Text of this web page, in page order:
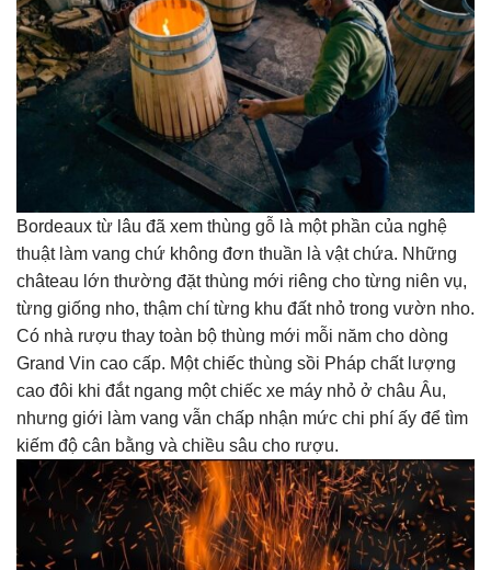
Bordeaux từ lâu đã xem thùng gỗ là một phần của nghệ
thuật làm vang chứ không đơn thuần là vật chứa. Những
château lớn thường đặt thùng mới riêng cho từng niên vụ,
từng giống nho, thậm chí từng khu đất nhỏ trong vườn nho.
Có nhà rượu thay toàn bộ thùng mới mỗi năm cho dòng
Grand Vin cao cấp. Một chiếc thùng sồi Pháp chất lượng
cao đôi khi đắt ngang một chiếc xe máy nhỏ ở châu Âu,
nhưng giới làm vang vẫn chấp nhận mức chi phí ấy để tìm
kiếm độ cân bằng và chiều sâu cho rượu.